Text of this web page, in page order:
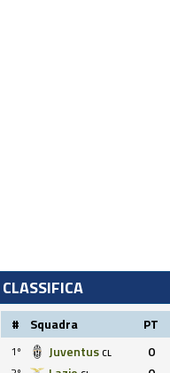
CLASSIFICA
# Squadra PT
1º Juventus CL 0